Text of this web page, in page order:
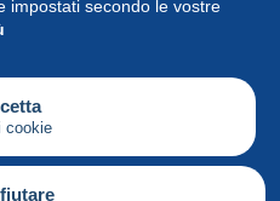
impostati secondo le vostre
cookie